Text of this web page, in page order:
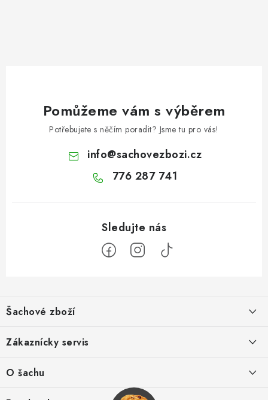
Pomůžeme vám s výběrem
Potřebujete s něčím poradit? Jsme tu pro vás!
info@sachovezbozi.cz
776 287 741
á
p
a
Šachové zboží
Zákaznícky servis
Výhody nákupu u nás
O šachu